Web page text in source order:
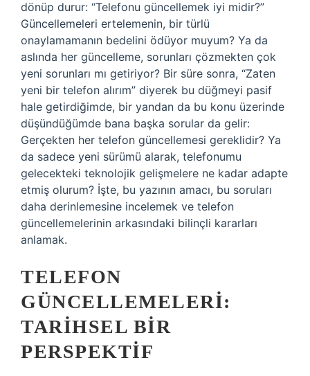
dönüp durur: “Telefonu güncellemek iyi midir?”
Güncellemeleri ertelemenin, bir türlü
onaylamamanın bedelini ödüyor muyum? Ya da
aslında her güncelleme, sorunları çözmekten çok
yeni sorunları mı getiriyor? Bir süre sonra, “Zaten
yeni bir telefon alırım” diyerek bu düğmeyi pasif
hale getirdiğimde, bir yandan da bu konu üzerinde
düşündüğümde bana başka sorular da gelir:
Gerçekten her telefon güncellemesi gereklidir? Ya
da sadece yeni sürümü alarak, telefonumu
gelecekteki teknolojik gelişmelere ne kadar adapte
etmiş olurum? İşte, bu yazının amacı, bu soruları
daha derinlemesine incelemek ve telefon
güncellemelerinin arkasındaki bilinçli kararları
anlamak.
TELEFON
GÜNCELLEMELERI:
TARIHSEL BIR
PERSPEKTIF